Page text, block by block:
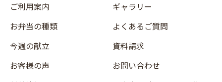
ご利用案内
お弁当の種類
今週の献立
お客様の声
ギャラリー
よくあるご質問
資料請求
お問い合わせ